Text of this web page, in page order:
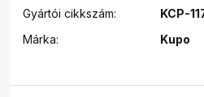
Gyártói cikkszám:
KCP-
Márka:
Kupo